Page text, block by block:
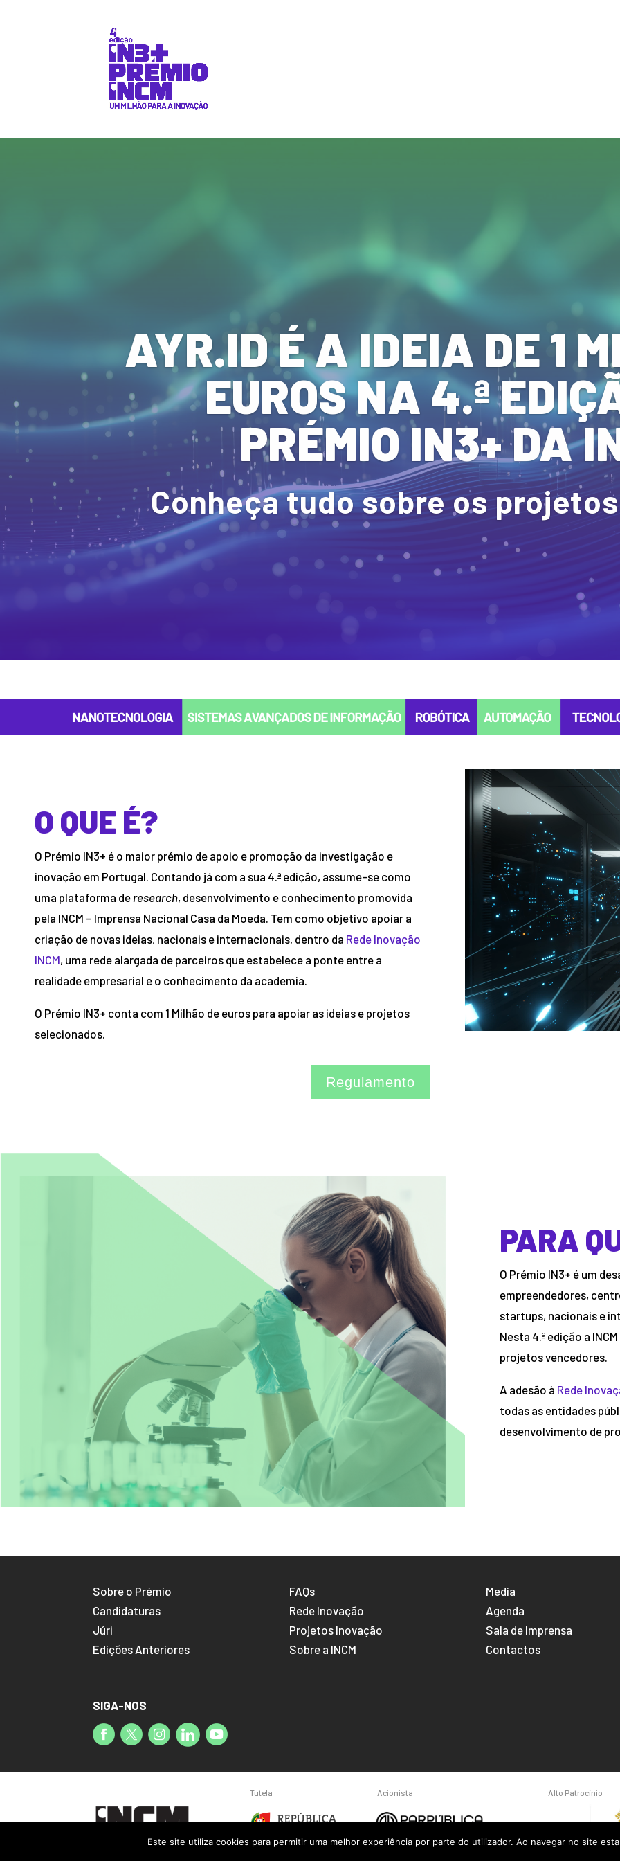
AYR.ID É A IDEIA DE 1
EUROS NA 4.ª
PRÉMIO IN3+ DA
Conheça tudo sobre os
O QUE É?
O Prémio IN3+ é o maior prémio de apoio e promoção da investigação e
inovação em Portugal. Contando já com a sua 4.ª edição, assume-se como
uma plataforma de research, desenvolvimento e conhecimento promovida
pela INCM – Imprensa Nacional Casa da Moeda. Tem como objetivo apoiar a
criação de novas ideias, nacionais e internacionais, dentro da Rede Inovação
INCM, uma rede alargada de parceiros que estabelece a ponte entre a
realidade empresarial e o conhecimento da academia.
O Prémio IN3+ conta com 1 Milhão de euros para apoiar as ideias e projetos
selecionados.
Regulamento
PARA
O Prémio IN3+ é um
empreendedores,
startups, nacionais e
Nesta 4.ª edição a
projetos vencedores.
A adesão à Rede
todas as entidades
desenvolvimento de
Sobre o Prémio
Candidaturas
Júri
Edições Anteriores
FAQs
Rede Inovação
Projetos Inovação
Sobre a INCM
Media
Agenda
Sala de Imprensa
Contactos
SIGA-NOS
Tutela Acionista Alto Patrocínio
Este site utiliza cookies para permitir uma melhor experiência por parte do utilizador. Ao navegar no site